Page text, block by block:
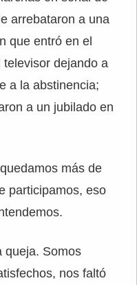
arrebataron a una
que entró en el
dejando a
a la abstinencia;
a un jubilado en
más de
participamos, eso
queja. Somos
nos faltó